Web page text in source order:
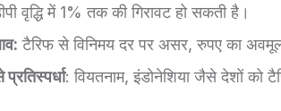
वृद्धि में 1% तक की गिरावट हो सकती है।
टैरिफ से विनिमय दर पर असर, रुपए का
: वियतनाम, इंडोनेशिया जैसे देशों को